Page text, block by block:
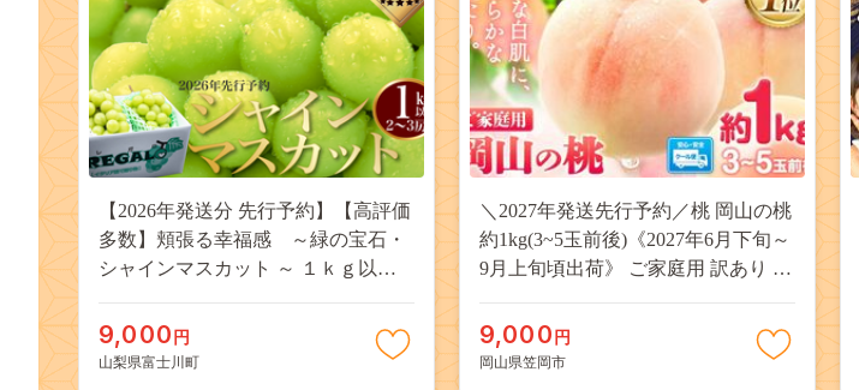
【2026年発送分 先行予約】【高評価
多数】頬張る幸福感 ～緑の宝石・
シャインマスカット ～ １ｋｇ以上
物 くだもの シャイン マスカット ぶ
どう ブドウ 葡萄 大粒 種なし 先行予
9,000 円
山梨県富士川町
＼2027年発送先行予約／桃 岡山の桃
約1kg(3~5玉前後)《2027年6月下旬～
9月上旬頃出荷》 ご家庭用 訳あり 白
果物 デザート 旬 モモ もも 先行予約
送料無料 果物 岡山県 笠岡市 清水白
9,000 円
岡山県笠岡市